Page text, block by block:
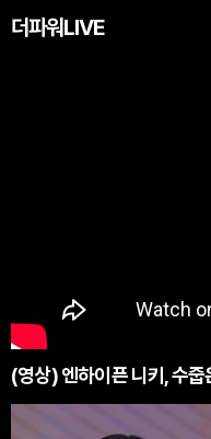
더파워LIVE
(영상) 엔하이픈 니키, 수줍